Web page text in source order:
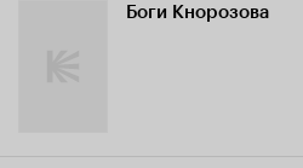
Боги Кнорозова